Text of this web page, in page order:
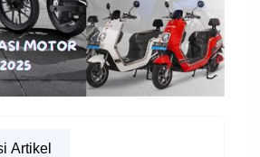
Artikel